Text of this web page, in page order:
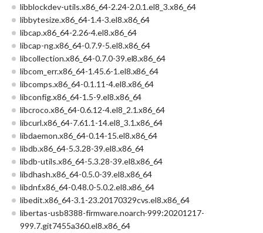
libblockdev-utils.x86_64-2.24-2.0.1.el8_3.x86_64
libbytesize.x86_64-1.4-3.el8.x86_64
libcap.x86_64-2.26-4.el8.x86_64
libcap-ng.x86_64-0.7.9-5.el8.x86_64
libcollection.x86_64-0.7.0-39.el8.x86_64
libcom_err.x86_64-1.45.6-1.el8.x86_64
libcomps.x86_64-0.1.11-4.el8.x86_64
libconfig.x86_64-1.5-9.el8.x86_64
libcroco.x86_64-0.6.12-4.el8_2.1.x86_64
libcurl.x86_64-7.61.1-14.el8_3.1.x86_64
libdaemon.x86_64-0.14-15.el8.x86_64
libdb.x86_64-5.3.28-39.el8.x86_64
libdb-utils.x86_64-5.3.28-39.el8.x86_64
libdhash.x86_64-0.5.0-39.el8.x86_64
libdnf.x86_64-0.48.0-5.0.2.el8.x86_64
libedit.x86_64-3.1-23.20170329cvs.el8.x86_64
libertas-usb8388-firmware.noarch-999:20201217-
999.7.git7455a360.el8.x86_64